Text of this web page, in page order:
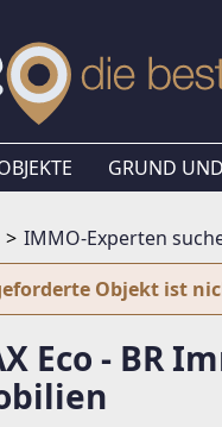
GRUND
IMMO-Experten
Objekt ist
Eco - BR